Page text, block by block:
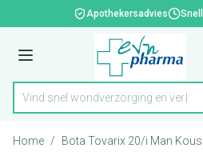
Ga naar de inhoudApothekersadvies
Menu
Product, merk, categorie...
Vind snel wondverzorging
Home / Bota Tovarix 20/i Man